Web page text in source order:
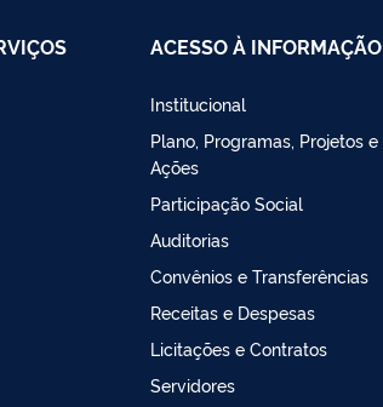
ACESSO À INFORMAÇÃO
Institucional
Plano, Programas, Projetos e
Ações
Participação Social
Auditorias
Convênios e Transferências
Receitas e Despesas
Licitações e Contratos
Servidores